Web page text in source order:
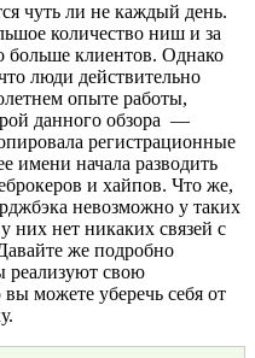
чуть ли не каждый день.
количество ниш и за
больше клиентов. Однако
люди действительно
опыте работы,
данного обзора —
регистрационные
имени начала разводить
и хайпов. Что же,
невозможно у таких
них нет никаких связей с
же подробно
реализуют свою
можете уберечь себя от